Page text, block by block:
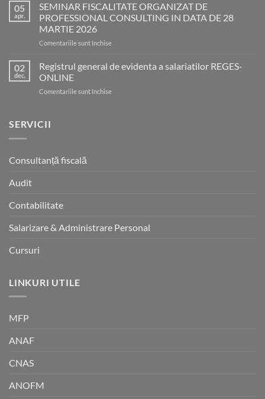
05
apr.
SEMINAR FISCALITATE ORGANIZAT DE
PROFESSIONAL CONSULTING IN DATA DE 28
MARTIE 2026
Comentariile sunt închise
FISCALITATE
02
dec.
Registrul general de evidenta a salariatilor REGES-
ONLINE
Comentariile sunt închise
SERVICII
Consultanță fiscală
Audit
Contabilitate
Salarizare & Administrare Personal
Cursuri
LINKURI UTILE
MFP
ANAF
CNAS
ANOFM